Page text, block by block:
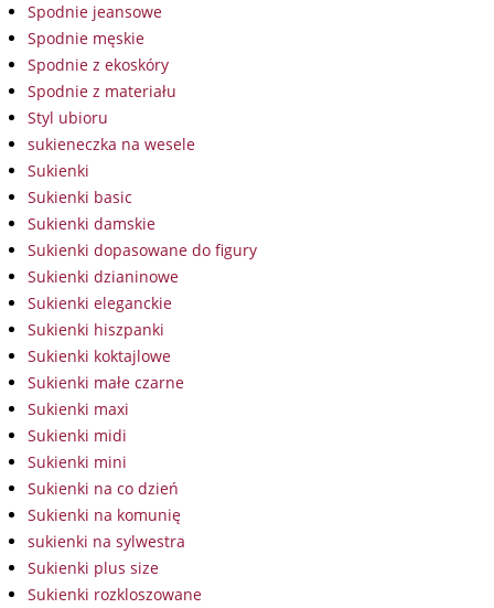
Spodnie jeansowe
Spodnie męskie
Spodnie z ekoskóry
Spodnie z materiału
Styl ubioru
sukieneczka na wesele
Sukienki
Sukienki basic
Sukienki damskie
Sukienki dopasowane do figury
Sukienki dzianinowe
Sukienki eleganckie
Sukienki hiszpanki
Sukienki koktajlowe
Sukienki małe czarne
Sukienki maxi
Sukienki midi
Sukienki mini
Sukienki na co dzień
Sukienki na komunię
sukienki na sylwestra
Sukienki plus size
Sukienki rozkloszowane